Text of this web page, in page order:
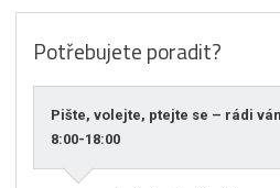
Potřebujete poradit?
Pište, volejte, ptejte se – rádi
8:00-18:00